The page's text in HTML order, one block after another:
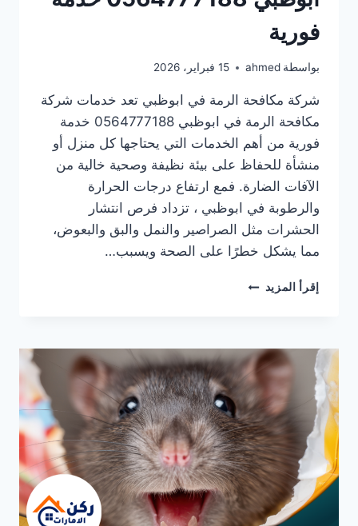
فورية
بواسطة ahmed 15 فبراير، 2026
شركة مكافحة الرمة في ابوظبي تعد خدمات شركة
مكافحة الرمة في ابوظبي 0564777188 خدمة
فورية من أهم الخدمات التي يحتاجها كل منزل أو
منشأة للحفاظ على بيئة نظيفة وصحية خالية من
الآفات الضارة. فمع ارتفاع درجات الحرارة
والرطوبة في ابوظبي ، تزداد فرص انتشار
الحشرات مثل الصراصير والنمل والبق والبعوض،
مما يشكل خطرًا على الصحة ويسبب…
إقرأ المزيد شركة
ابوظبي
0564777188
خدمة
فورية